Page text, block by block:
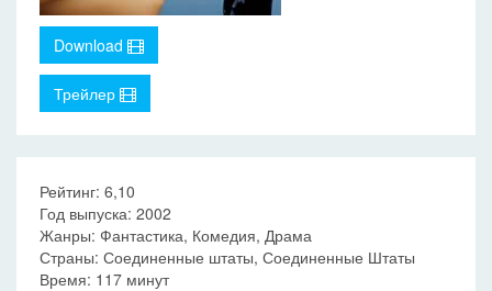
Download
Трейлер
Рейтинг: 6,10
Год выпуска: 2002
Жанры: Фантастика, Комедия, Драма
Страны: Соединенные штаты, Соединенные Штаты
Время: 117 минут